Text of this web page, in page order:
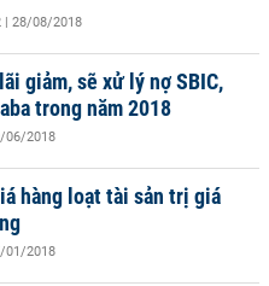
| 28/08/2018
giảm, sẽ xử lý nợ SBIC,
trong năm 2018
06/2018
hàng loạt tài sản trị giá
01/2018